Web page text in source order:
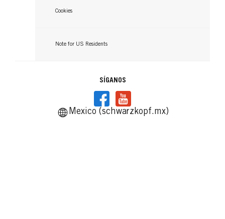
Cookies
Note for US Residents
SÍGANOS
Mexico (schwarzkopf.mx)